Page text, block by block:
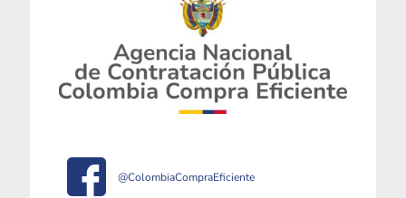
@ColombiaCompraEficiente